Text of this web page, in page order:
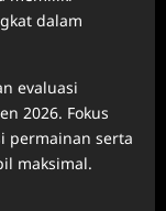
dalam
evaluasi
2026. Fokus
permainan serta
maksimal.